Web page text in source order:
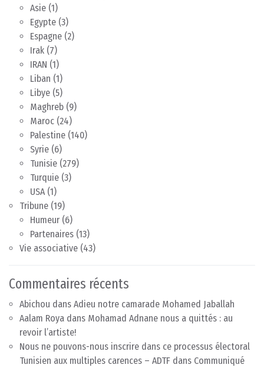
Asie (1)
Egypte (3)
Espagne (2)
Irak (7)
IRAN (1)
Liban (1)
Libye (5)
Maghreb (9)
Maroc (24)
Palestine (140)
Syrie (6)
Tunisie (279)
Turquie (3)
USA(1)
Tribune (19)
Humeur (6)
Partenaires (13)
Vie associative (43)
Commentaires récents
Abichou dans Adieu notre camarade Mohamed Jaballah
Aalam Roya dans Mohamad Adnane nous a quittés : au
revoir l’artiste!
Nous ne pouvons-nous inscrire dans ce processus électoral
Tunisien aux multiples carences – ADTF dans Communiqué